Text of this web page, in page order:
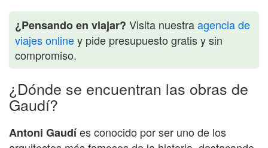
¿Pensando en viajar? Visita nuestraagencia de
viajes onliney pide presupuesto gratis y sin
compromiso.
¿Dónde se encuentran las obras de
Gaudí?
Antoni Gaudíes conocido por ser uno de los